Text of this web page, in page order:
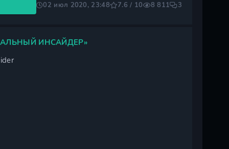
02 июл 2020, 23:48 7.6 / 10 8 811 3
ИНСАЙДЕР»